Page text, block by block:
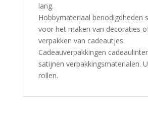
lang.
Hobbymateriaal benodigdheden
voor het maken van decoraties
verpakken van cadeautjes.
Cadeauverpakkingen
satijnen verpakkingsmaterialen.
rollen.